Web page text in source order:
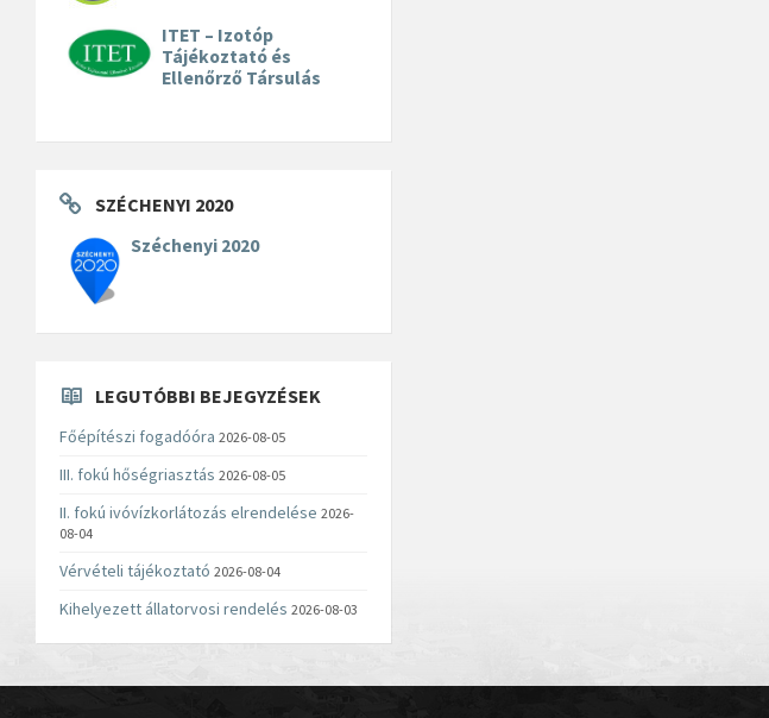
ITET – Izotóp
Tájékoztató és
Ellenőrző Társulás
SZÉCHENYI 2020
Széchenyi 2020
LEGUTÓBBI BEJEGYZÉSEK
Főépítészi fogadóóra 2026-08-05
III. fokú hőségriasztás 2026-08-05
II. fokú ivóvízkorlátozás elrendelése 2026-
08-04
Vérvételi tájékoztató 2026-08-04
Kihelyezett állatorvosi rendelés 2026-08-03